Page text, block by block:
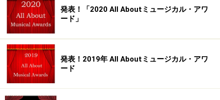
――リフはトニーと一緒にジェット団を立ち上げたわけで
すが、そのトニーが抜けてしまったがためにリーダー役
をやっている、という状況なのでしょうか？
「僕の中では、トニーは（ジェット団を）抜けたと思っ
ていないんですね。彼の気持ちが少しずつ離れて行って
発表！「2020 All Aboutミュージカル・アワ
ード」
発表！2019年 All Aboutミュージカル・アワ
ード